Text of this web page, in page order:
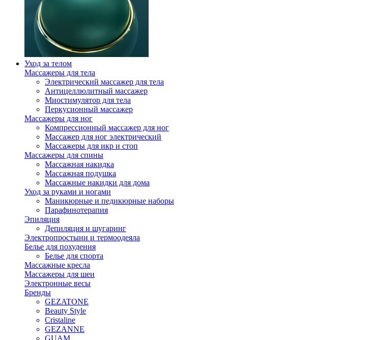
Уход за телом
Массажеры для тела
Электрический массажер для тела
Антицеллюлитный массажер
Миостимулятор для тела
Перкусионный массажер
Массажеры для ног
Компрессионный массажер для ног
Массажер для ног электрический
Массажеры для икр и стоп
Массажеры для спины
Массажная накидка
Массажная подушка
Массажные накидки для дома
Уход за руками и ногами
Маникюрные и педикюрные наборы
Парафинотерапия
Эпиляция
Депиляция и шугаринг
Электропростыни и термоодеяла
Белье для похудения
Белье для спорта
Массажные кресла
Массажеры для шеи
Электронные весы
Бренды
GEZATONE
Beauty Style
Cristaline
GEZANNE
GUAM